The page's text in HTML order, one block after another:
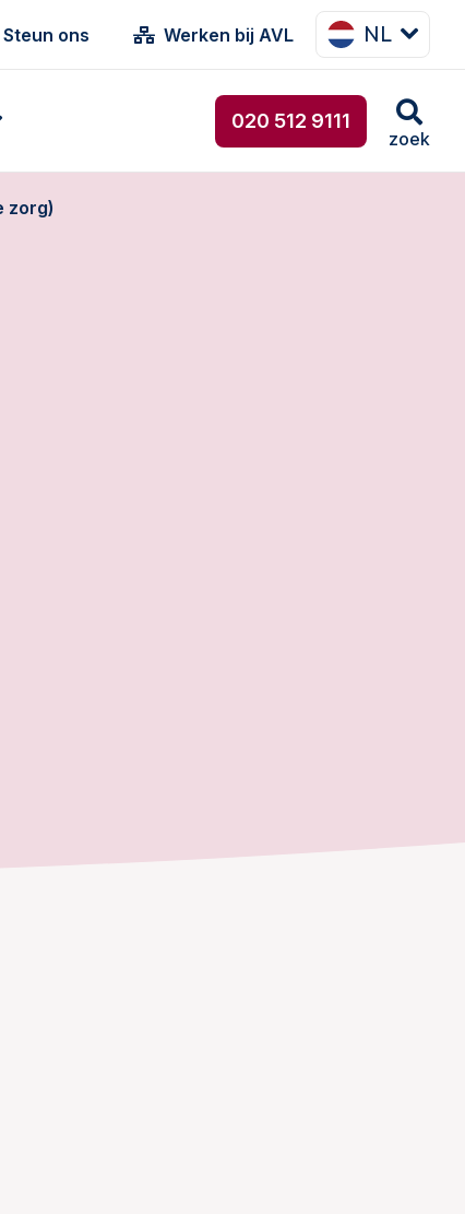
Steun ons Werken bij AVL NL
020 512 9111
zoek
zorg)